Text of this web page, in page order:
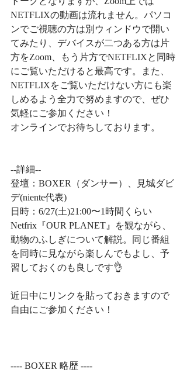
NETFLIXの動画は流れません。パソコ
ンでご視聴の方は別ウィンドウで開い
てみたり、デバイスが二つある方は片
方をZoom、もう片方でNETFLIXと同時
にご覧いただけると最高です。また、
NETFLIXをご覧いただけない方にも楽
しめるよう全力で努めますので、ぜひ
気軽にご参加ください！﻿
オンラインでお待ちしております。 ﻿
--詳細-- ﻿
登壇：BOXER（ダンサー）、見城ダビ
デ(niente代表)﻿
日時：6/27(土)21:00〜1時間くらい﻿
Netfrix『OUR PLANET』を観ながら、
動物のふしぎについて解説。同じ番組
を同時に見ながら楽しんでもよし、予
習しておくのも良しです👌﻿
近日中にリンクを貼っておきますので
自由にご参加ください！﻿
---- BOXER 略歴 ----﻿